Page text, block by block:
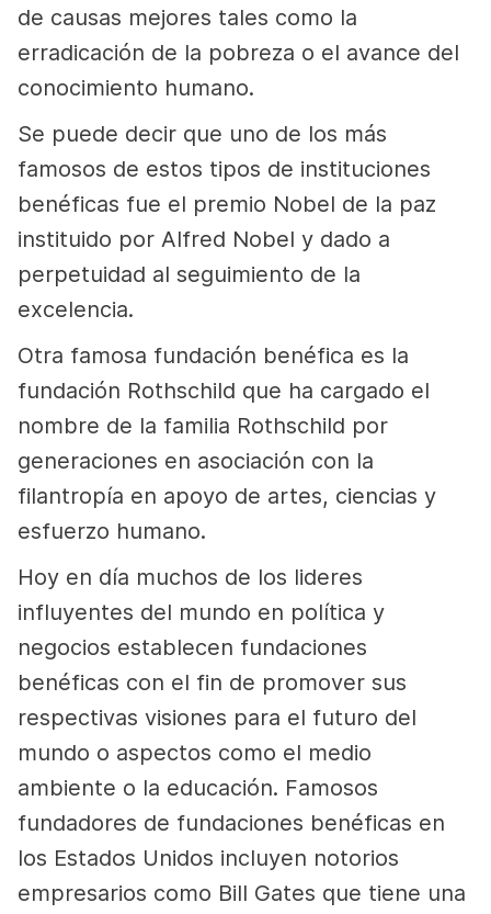
de causas mejores tales como la
erradicación de la pobreza o el avance del
conocimiento humano.
Se puede decir que uno de los más
famosos de estos tipos de instituciones
benéficas fue el premio Nobel de la paz
instituido por Alfred Nobel y dado a
perpetuidad al seguimiento de la
excelencia.
Otra famosa fundación benéfica es la
fundación Rothschild que ha cargado el
nombre de la familia Rothschild por
generaciones en asociación con la
filantropía en apoyo de artes, ciencias y
esfuerzo humano.
Hoy en día muchos de los lideres
influyentes del mundo en política y
negocios establecen fundaciones
benéficas con el fin de promover sus
respectivas visiones para el futuro del
mundo o aspectos como el medio
ambiente o la educación. Famosos
fundadores de fundaciones benéficas en
los Estados Unidos incluyen notorios
empresarios como Bill Gates que tiene una